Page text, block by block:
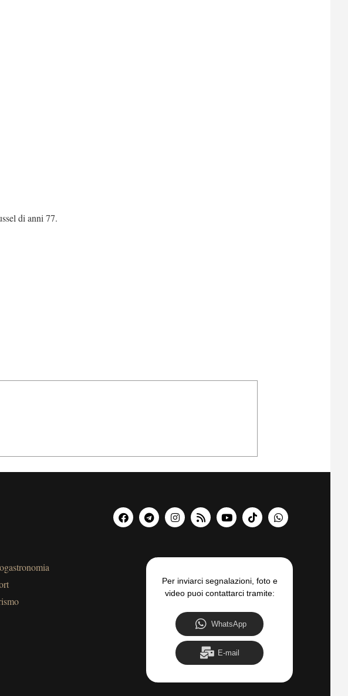
di anni 77.
Per inviarci segnalazioni, foto e
video puoi contattarci tramite:
WhatsApp
E-mail